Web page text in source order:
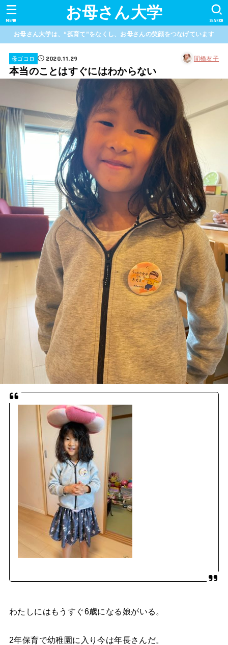
お母さん大学 SEARCH
MENU
お母さん大学は、“孤育て”をなくし、お母さんの笑顔をつなげています
母ゴコロ 2020.11.29 間橋友子
本当のことはすぐにはわからない
わたしにはもうすぐ6歳になる娘がいる。
2年保育で幼稚園に入り今は年長さんだ。